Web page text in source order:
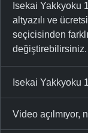
Isekai Yakkyoku
altyazılı ve
seçicisinden
değiştirebilirsiniz.
Isekai Yakkyoku
Video açılmıyor,